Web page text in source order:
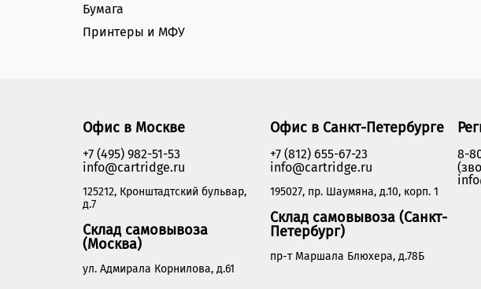
Бумага
Принтеры и МФУ
Офис в Москве
+7 (495) 982-51-53
info@cartridge.ru
125212, Кронштадтский бульвар,
д.7
Склад самовывоза
(Москва)
ул. Адмирала Корнилова, д.61
Офис в Санкт-Петербурге
+7 (812) 655-67-23
info@cartridge.ru
195027, пр. Шаумяна, д.10, корп. 1
Склад самовывоза (Санкт-
Петербург)
пр-т Маршала Блюхера, д.78Б
8-